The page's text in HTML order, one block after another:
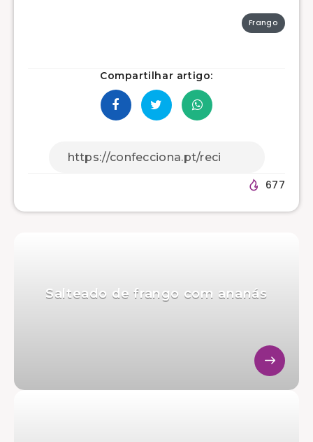
Frango
Compartilhar artigo:
677
Salteado de frango com ananás